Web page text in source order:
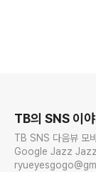
TB의 SNS 이
TB SNS 다음뷰 모
Google Jazz